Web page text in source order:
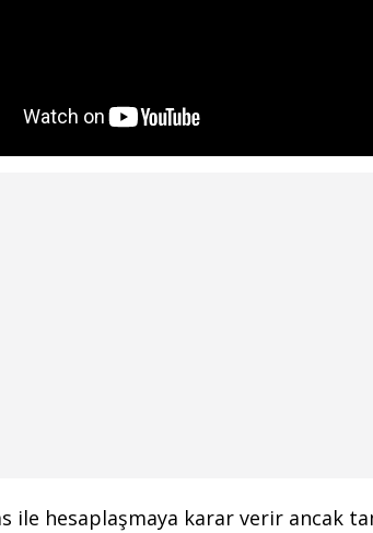
ile hesaplaşmaya karar verir ancak